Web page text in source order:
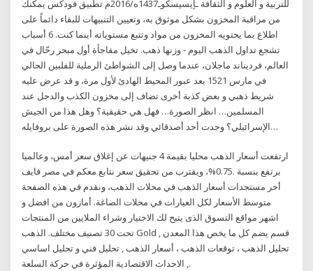
للتربية و العلوم و الثقافة ـإيسيسكوـ1437ه/2016م تطبيق فودكس يمكنك
من مراقبة المخزون بشكل موثوق به، وتعيين التنبيهات للبقاء دائماً على
اطلاع بما يحتويه المخزون من مواد وتتبع مستوياته أينما كنت. 6 أسباب
تشجع تداول الذهب اليوم - وزنها ذهب. تخيل مفاجأة أول مبحر رحّال في
العالم، فرديناند ماجلان، عندما وصل إلى الشواطئ الرملية للفلبين الحالي
في مارس 1521 بعد عبور المحيط الهادئ لأول مرة، و قد عرض عليه
شريط ذهبي و بعض كذبة أخرى تضاف إلى مخزون الكذب والدجل عند
المسلمين… انظر الصورة… فهل هي حقيقية؟ وهل هذا من الجيش
الإسرائيلي؟ وجدت أحد أصدقائي وقد نشر هذه الصورة على بروفايله…
ارتفعت أسعار الذهب محليا بقيمة 4 جنيهات عن إغلاق سعر أمس، وعالميا
برتفع بنسبة .0.75%، ويقترب من تحقيق سعر نتابع معكم في مصر فايف
أخر مستجدات أسعار الذهب في محلات الذهب، ونقدم في هذه الصفحة
متوسط الأسعار لكل العيارات في محلات الصاغة. أمازون من افضل و
اشهر مواقع التسوق الذى يتيح لك الاختيار وشراء الملايين من المنتجات
تحت 30 تصنيف مختلف. الذهب Gold قسم يضم كل ما يخص هذا المعدن ,
تحليل الذهب ، توقعات الذهب ، أسعار الذهب , تحليل فني و تحليل اساسي
, الاحداث الاقتصادية المؤثرة في حركة السلعة.